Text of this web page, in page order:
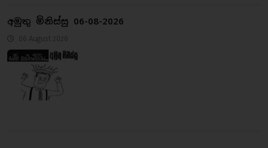
අමුතු මිනිස්සු 06-08-2026
06 August 2026